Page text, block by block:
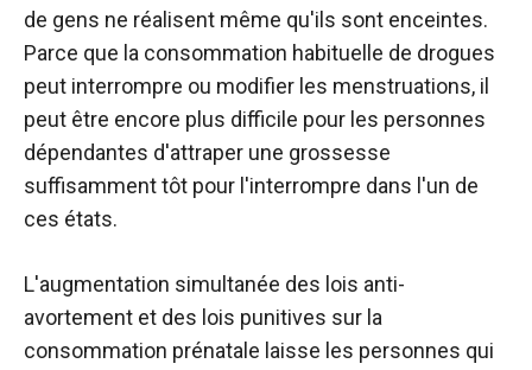
de gens ne réalisent même qu'ils sont enceintes.
Parce que la consommation habituelle de drogues
peut interrompre ou modifier les menstruations, il
peut être encore plus difficile pour les personnes
dépendantes d'attraper une grossesse
suffisamment tôt pour l'interrompre dans l'un de
ces états.
L'augmentation simultanée des lois anti-
avortement et des lois punitives sur la
consommation prénatale laisse les personnes qui